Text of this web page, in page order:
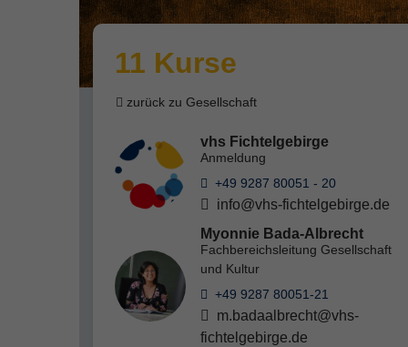
11 Kurse
zurück zu Gesellschaft
vhs Fichtelgebirge
Anmeldung
+49 9287 80051 - 20
info@vhs-fichtelgebirge.de
Myonnie Bada-Albrecht
Fachbereichsleitung Gesellschaft
und Kultur
+49 9287 80051-21
m.badaalbrecht@vhs-
fichtelgebirge.de